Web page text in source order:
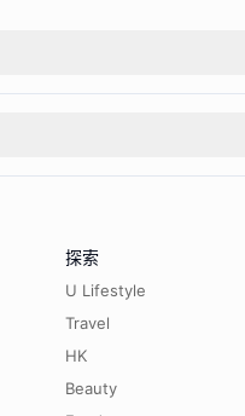
探索
U Lifestyle
Travel
HK
Beauty